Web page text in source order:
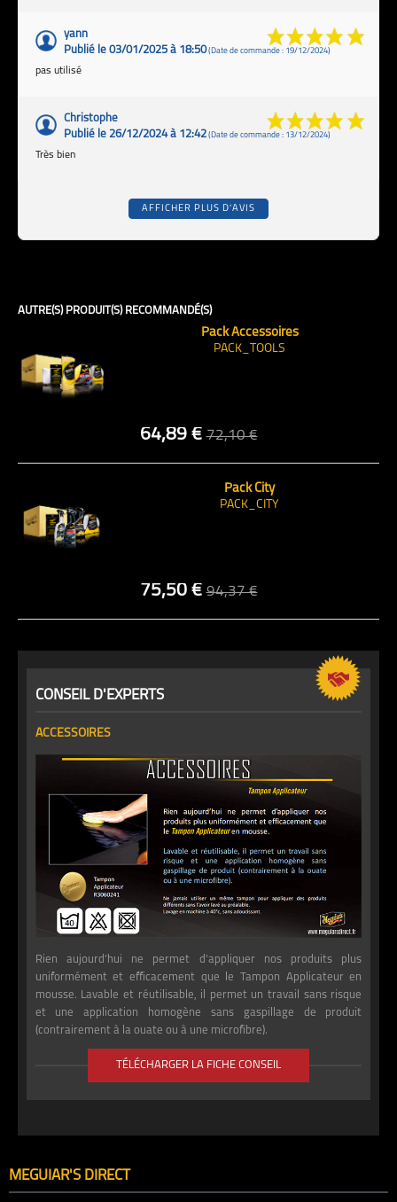
yann
Publié le 03/01/2025 à 18:50(Date de commande : 19/12/2024)
pas utilisé
Christophe
Publié le 26/12/2024 à 12:42(Date de commande : 13/12/2024)
Très bien
AFFICHER PLUS D'AVIS
AUTRE(S) PRODUIT(S) RECOMMANDÉ(S)
Pack Accessoires
PACK_TOOLS
64,89 €72,10 €
Pack City
PACK_CITY
75,50 €94,37 €
CONSEIL D'EXPERTS
ACCESSOIRES
Rien aujourd’hui ne permet d’appliquer nos produits plus
uniformément et efficacement que le Tampon Applicateur en
mousse. Lavable et réutilisable, il permet un travail sans risque
et une application homogène sans gaspillage de produit
(contrairement à la ouate ou à une microfibre).
TÉLÉCHARGER LA FICHE CONSEIL
MEGUIAR'S DIRECT